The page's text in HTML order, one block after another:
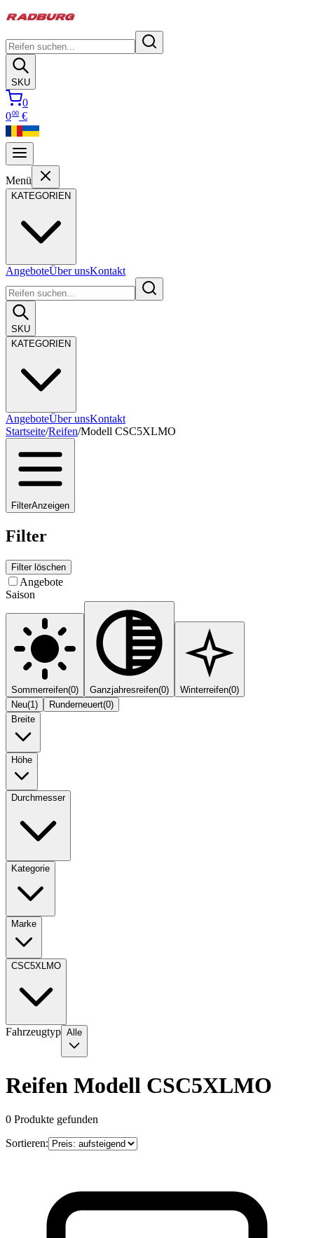
SKU
0
000 €
Menü
KATEGORIEN
AngeboteÜber unsKontakt
SKU
KATEGORIEN
AngeboteÜber unsKontakt
Startseite/Reifen/Modell CSC5XLMO
FilterAnzeigen
Filter
Filter löschen
Angebote
Saison
Sommerreifen(0) Ganzjahresreifen(0) Winterreifen(0)
Neu(1) Runderneuert(0)
Breite
Höhe
Durchmesser
Kategorie
Marke
CSC5XLMO
Fahrzeugtyp Alle
Reifen Modell CSC5XLMO
0 Produkte gefunden
Sortieren: